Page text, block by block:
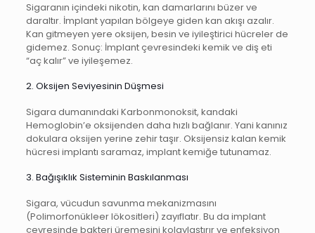
Sigaranın içindeki nikotin, kan damarlarını büzer ve
daraltır. İmplant yapılan bölgeye giden kan akışı azalır.
Kan gitmeyen yere oksijen, besin ve iyileştirici hücreler de
gidemez. Sonuç: İmplant çevresindeki kemik ve diş eti
“aç kalır” ve iyileşemez.
2. Oksijen Seviyesinin Düşmesi
Sigara dumanındaki Karbonmonoksit, kandaki
Hemoglobin’e oksijenden daha hızlı bağlanır. Yani kanınız
dokulara oksijen yerine zehir taşır. Oksijensiz kalan kemik
hücresi implantı saramaz, implant kemiğe tutunamaz.
3. Bağışıklık Sisteminin Baskılanması
Sigara, vücudun savunma mekanizmasını
(Polimorfonükleer lökositleri) zayıflatır. Bu da implant
çevresinde bakteri üremesini kolaylaştırır ve enfeksiyon